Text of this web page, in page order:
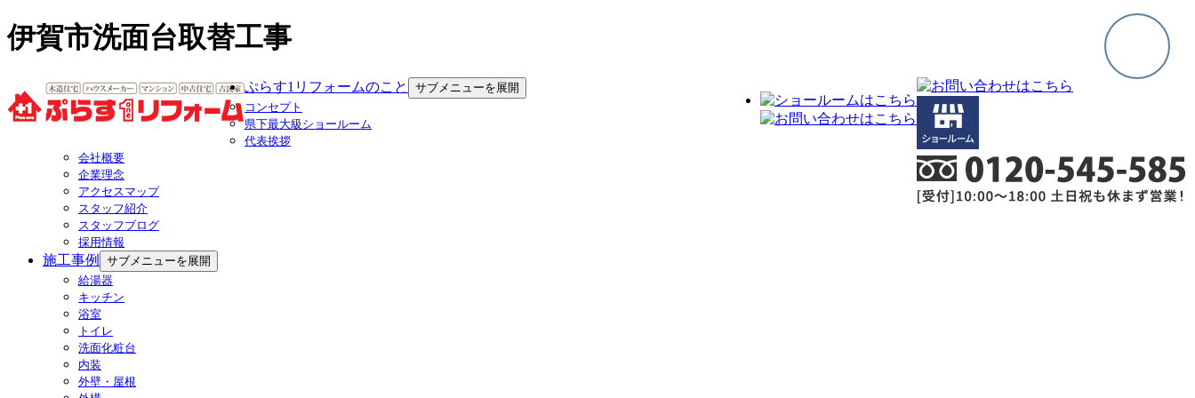
伊賀市洗面台取替工事
ぷらす1リフォームのこと
サブメニューを展開
コンセプト
県下最大級ショールーム
代表挨拶
会社概要
企業理念
アクセスマップ
スタッフ紹介
スタッフブログ
採用情報
施工事例
サブメニューを展開
給湯器
キッチン
浴室
トイレ
洗面化粧台
内装
外壁・屋根